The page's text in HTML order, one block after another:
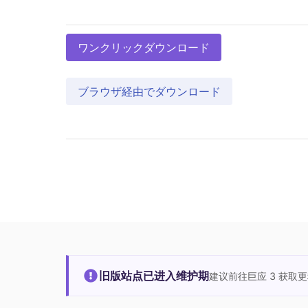
ワンクリックダウンロード
ブラウザ経由でダウンロード
旧版站点已进入维护期建议前往巨应 3 获取更